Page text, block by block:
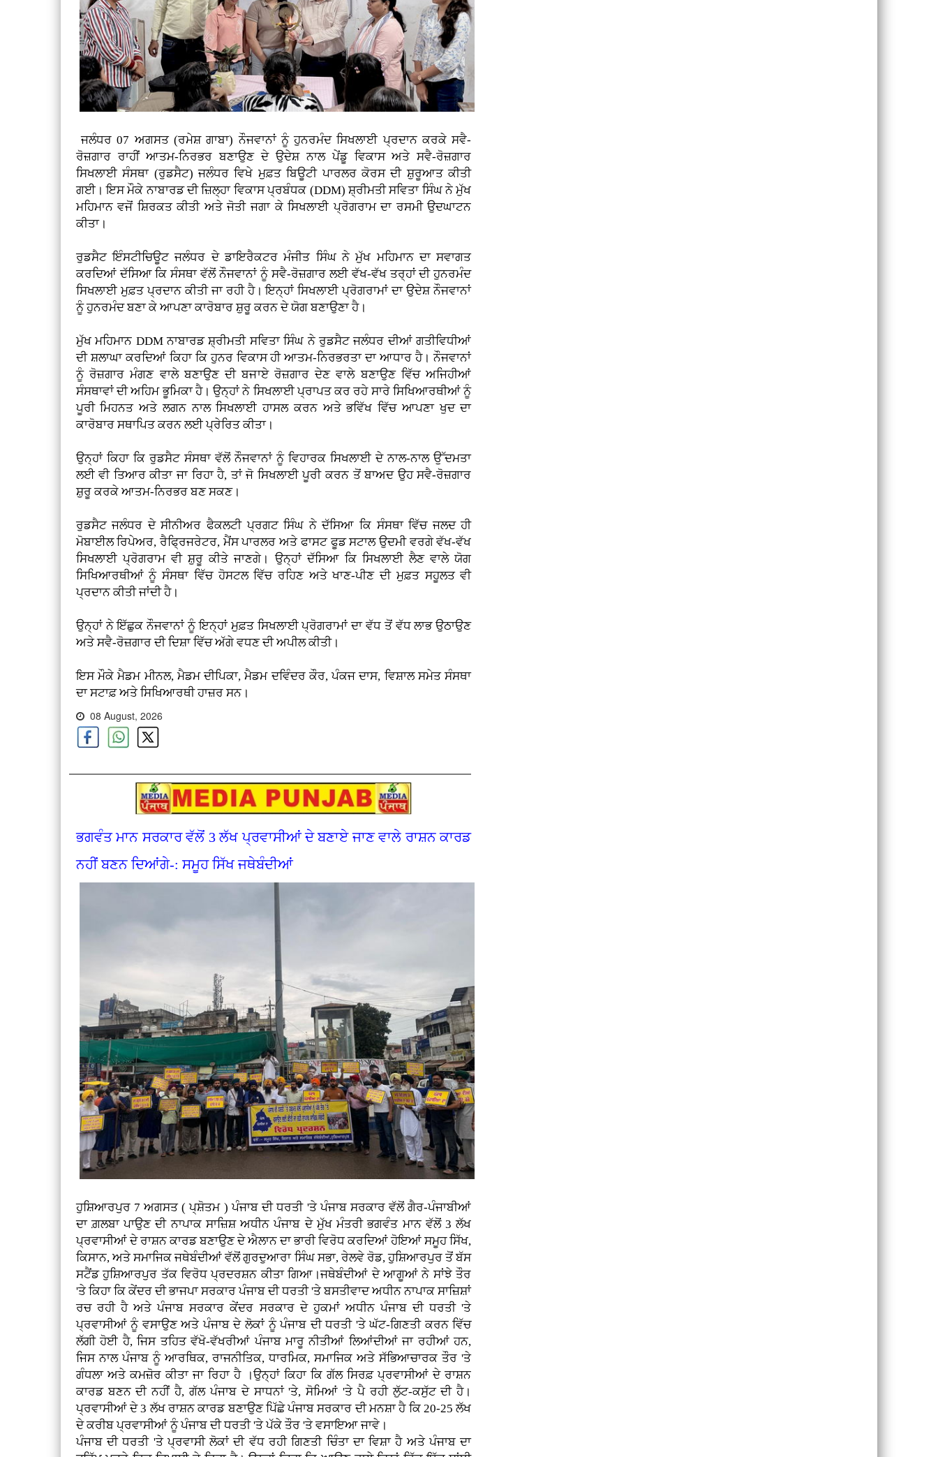
ਜਲੰਧਰ 07 ਅਗਸਤ (ਰਮੇਸ਼ ਗਾਬਾ)ਨੌਜਵਾਨਾਂ ਨੂੰ ਹੁਨਰਮੰਦ ਸਿਖਲਾਈ ਪ੍ਰਦਾਨ ਕਰਕੇ ਸਵੈ-
ਰੋਜ਼ਗਾਰ ਰਾਹੀਂ ਆਤਮ-ਨਿਰਭਰ ਬਣਾਉਣ ਦੇ ਉਦੇਸ਼ ਨਾਲ ਪੇਂਡੂ ਵਿਕਾਸ ਅਤੇ ਸਵੈ-ਰੋਜ਼ਗਾਰ
ਸਿਖਲਾਈ ਸੰਸਥਾ (ਰੁਡਸੈਟ) ਜਲੰਧਰ ਵਿਖੇ ਮੁਫ਼ਤ ਬਿਊਟੀ ਪਾਰਲਰ ਕੋਰਸ ਦੀ ਸ਼ੁਰੂਆਤ ਕੀਤੀ
ਗਈ। ਇਸ ਮੌਕੇ ਨਾਬਾਰਡ ਦੀ ਜ਼ਿਲ੍ਹਾ ਵਿਕਾਸ ਪ੍ਰਬੰਧਕ (DDM) ਸ਼੍ਰੀਮਤੀ ਸਵਿਤਾ ਸਿੰਘ ਨੇ ਮੁੱਖ
ਮਹਿਮਾਨ ਵਜੋਂ ਸ਼ਿਰਕਤ ਕੀਤੀ ਅਤੇ ਜੋਤੀ ਜਗਾ ਕੇ ਸਿਖਲਾਈ ਪ੍ਰੋਗਰਾਮ ਦਾ ਰਸਮੀ ਉਦਘਾਟਨ
ਕੀਤਾ।
ਰੁਡਸੈਟ ਇੰਸਟੀਚਿਊਟ ਜਲੰਧਰ ਦੇ ਡਾਇਰੈਕਟਰ ਮੰਜੀਤ ਸਿੰਘ ਨੇ ਮੁੱਖ ਮਹਿਮਾਨ ਦਾ ਸਵਾਗਤ
ਕਰਦਿਆਂ ਦੱਸਿਆ ਕਿ ਸੰਸਥਾ ਵੱਲੋਂ ਨੌਜਵਾਨਾਂ ਨੂੰ ਸਵੈ-ਰੋਜ਼ਗਾਰ ਲਈ ਵੱਖ-ਵੱਖ ਤਰ੍ਹਾਂ ਦੀ ਹੁਨਰਮੰਦ
ਸਿਖਲਾਈ ਮੁਫ਼ਤ ਪ੍ਰਦਾਨ ਕੀਤੀ ਜਾ ਰਹੀ ਹੈ। ਇਨ੍ਹਾਂ ਸਿਖਲਾਈ ਪ੍ਰੋਗਰਾਮਾਂ ਦਾ ਉਦੇਸ਼ ਨੌਜਵਾਨਾਂ
ਨੂੰ ਹੁਨਰਮੰਦ ਬਣਾ ਕੇ ਆਪਣਾ ਕਾਰੋਬਾਰ ਸ਼ੁਰੂ ਕਰਨ ਦੇ ਯੋਗ ਬਣਾਉਣਾ ਹੈ।
ਮੁੱਖ ਮਹਿਮਾਨ DDM ਨਾਬਾਰਡ ਸ਼੍ਰੀਮਤੀ ਸਵਿਤਾ ਸਿੰਘ ਨੇ ਰੁਡਸੈਟ ਜਲੰਧਰ ਦੀਆਂ ਗਤੀਵਿਧੀਆਂ
ਦੀ ਸ਼ਲਾਘਾ ਕਰਦਿਆਂ ਕਿਹਾ ਕਿ ਹੁਨਰ ਵਿਕਾਸ ਹੀ ਆਤਮ-ਨਿਰਭਰਤਾ ਦਾ ਆਧਾਰ ਹੈ। ਨੌਜਵਾਨਾਂ
ਨੂੰ ਰੋਜ਼ਗਾਰ ਮੰਗਣ ਵਾਲੇ ਬਣਾਉਣ ਦੀ ਬਜਾਏ ਰੋਜ਼ਗਾਰ ਦੇਣ ਵਾਲੇ ਬਣਾਉਣ ਵਿੱਚ ਅਜਿਹੀਆਂ
ਸੰਸਥਾਵਾਂ ਦੀ ਅਹਿਮ ਭੂਮਿਕਾ ਹੈ। ਉਨ੍ਹਾਂ ਨੇ ਸਿਖਲਾਈ ਪ੍ਰਾਪਤ ਕਰ ਰਹੇ ਸਾਰੇ ਸਿਖਿਆਰਥੀਆਂ ਨੂੰ
ਪੂਰੀ ਮਿਹਨਤ ਅਤੇ ਲਗਨ ਨਾਲ ਸਿਖਲਾਈ ਹਾਸਲ ਕਰਨ ਅਤੇ ਭਵਿੱਖ ਵਿੱਚ ਆਪਣਾ ਖੁਦ ਦਾ
ਕਾਰੋਬਾਰ ਸਥਾਪਿਤ ਕਰਨ ਲਈ ਪ੍ਰੇਰਿਤ ਕੀਤਾ।
ਉਨ੍ਹਾਂ ਕਿਹਾ ਕਿ ਰੁਡਸੈਟ ਸੰਸਥਾ ਵੱਲੋਂ ਨੌਜਵਾਨਾਂ ਨੂੰ ਵਿਹਾਰਕ ਸਿਖਲਾਈ ਦੇ ਨਾਲ-ਨਾਲ ਉੱਦਮਤਾ
ਲਈ ਵੀ ਤਿਆਰ ਕੀਤਾ ਜਾ ਰਿਹਾ ਹੈ, ਤਾਂ ਜੋ ਸਿਖਲਾਈ ਪੂਰੀ ਕਰਨ ਤੋਂ ਬਾਅਦ ਉਹ ਸਵੈ-ਰੋਜ਼ਗਾਰ
ਸ਼ੁਰੂ ਕਰਕੇ ਆਤਮ-ਨਿਰਭਰ ਬਣ ਸਕਣ।
ਰੁਡਸੈਟ ਜਲੰਧਰ ਦੇ ਸੀਨੀਅਰ ਫੈਕਲਟੀ ਪ੍ਰਗਟ ਸਿੰਘ ਨੇ ਦੱਸਿਆ ਕਿ ਸੰਸਥਾ ਵਿੱਚ ਜਲਦ ਹੀ
ਮੋਬਾਈਲ ਰਿਪੇਅਰ, ਰੈਫ੍ਰਿਜਰੇਟਰ, ਮੈਂਸ ਪਾਰਲਰ ਅਤੇ ਫਾਸਟ ਫੂਡ ਸਟਾਲ ਉਦਮੀ ਵਰਗੇ ਵੱਖ-ਵੱਖ
ਸਿਖਲਾਈ ਪ੍ਰੋਗਰਾਮ ਵੀ ਸ਼ੁਰੂ ਕੀਤੇ ਜਾਣਗੇ। ਉਨ੍ਹਾਂ ਦੱਸਿਆ ਕਿ ਸਿਖਲਾਈ ਲੈਣ ਵਾਲੇ ਯੋਗ
ਸਿਖਿਆਰਥੀਆਂ ਨੂੰ ਸੰਸਥਾ ਵਿੱਚ ਹੋਸਟਲ ਵਿੱਚ ਰਹਿਣ ਅਤੇ ਖਾਣ-ਪੀਣ ਦੀ ਮੁਫ਼ਤ ਸਹੂਲਤ ਵੀ
ਪ੍ਰਦਾਨ ਕੀਤੀ ਜਾਂਦੀ ਹੈ।
ਉਨ੍ਹਾਂ ਨੇ ਇੱਛੁਕ ਨੌਜਵਾਨਾਂ ਨੂੰ ਇਨ੍ਹਾਂ ਮੁਫ਼ਤ ਸਿਖਲਾਈ ਪ੍ਰੋਗਰਾਮਾਂ ਦਾ ਵੱਧ ਤੋਂ ਵੱਧ ਲਾਭ ਉਠਾਉਣ
ਅਤੇ ਸਵੈ-ਰੋਜ਼ਗਾਰ ਦੀ ਦਿਸ਼ਾ ਵਿੱਚ ਅੱਗੇ ਵਧਣ ਦੀ ਅਪੀਲ ਕੀਤੀ।
ਇਸ ਮੌਕੇ ਮੈਡਮ ਮੀਨਲ, ਮੈਡਮ ਦੀਪਿਕਾ, ਮੈਡਮ ਦਵਿੰਦਰ ਕੌਰ, ਪੰਕਜ ਦਾਸ, ਵਿਸ਼ਾਲ ਸਮੇਤ ਸੰਸਥਾ
ਦਾ ਸਟਾਫ਼ ਅਤੇ ਸਿਖਿਆਰਥੀ ਹਾਜ਼ਰ ਸਨ।
08 August, 2026
ਭਗਵੰਤ ਮਾਨ ਸਰਕਾਰ ਵੱਲੋਂ 3 ਲੱਖ ਪ੍ਰਵਾਸੀਆਂ ਦੇ ਬਣਾਏ ਜਾਣ ਵਾਲੇ ਰਾਸ਼ਨ ਕਾਰਡ
ਨਹੀਂ ਬਣਨ ਦਿਆਂਗੇ-: ਸਮੂਹ ਸਿੱਖ ਜਥੇਬੰਦੀਆਂ
ਹੁਸ਼ਿਆਰਪੁਰ 7 ਅਗਸਤ ( ਪ੍ਸ਼ੋਤਮ ) ਪੰਜਾਬ ਦੀ ਧਰਤੀ 'ਤੇ ਪੰਜਾਬ ਸਰਕਾਰ ਵੱਲੋਂ ਗੈਰ-ਪੰਜਾਬੀਆਂ
ਦਾ ਗ਼ਲਬਾ ਪਾਉਣ ਦੀ ਨਾਪਾਕ ਸਾਜ਼ਿਸ਼ ਅਧੀਨ ਪੰਜਾਬ ਦੇ ਮੁੱਖ ਮੰਤਰੀ ਭਗਵੰਤ ਮਾਨ ਵੱਲੋਂ 3 ਲੱਖ
ਪ੍ਰਵਾਸੀਆਂ ਦੇ ਰਾਸ਼ਨ ਕਾਰਡ ਬਣਾਉਣ ਦੇ ਐਲਾਨ ਦਾ ਭਾਰੀ ਵਿਰੋਧ ਕਰਦਿਆਂ ਹੋਇਆਂ ਸਮੂਹ ਸਿੱਖ,
ਕਿਸਾਨ, ਅਤੇ ਸਮਾਜਿਕ ਜਥੇਬੰਦੀਆਂ ਵੱਲੋਂ ਗੁਰਦੁਆਰਾ ਸਿੰਘ ਸਭਾ, ਰੇਲਵੇ ਰੋਡ, ਹੁਸ਼ਿਆਰਪੁਰ ਤੋਂ ਬੱਸ
ਸਟੈਂਡ ਹੁਸ਼ਿਆਰਪੁਰ ਤੱਕ ਵਿਰੋਧ ਪ੍ਰਦਰਸ਼ਨ ਕੀਤਾ ਗਿਆ।ਜਥੇਬੰਦੀਆਂ ਦੇ ਆਗੂਆਂ ਨੇ ਸਾਂਝੇ ਤੌਰ
'ਤੇ ਕਿਹਾ ਕਿ ਕੇਂਦਰ ਦੀ ਭਾਜਪਾ ਸਰਕਾਰ ਪੰਜਾਬ ਦੀ ਧਰਤੀ 'ਤੇ ਬਸਤੀਵਾਦ ਅਧੀਨ ਨਾਪਾਕ ਸਾਜ਼ਿਸ਼ਾਂ
ਰਚ ਰਹੀ ਹੈ ਅਤੇ ਪੰਜਾਬ ਸਰਕਾਰ ਕੇਂਦਰ ਸਰਕਾਰ ਦੇ ਹੁਕਮਾਂ ਅਧੀਨ ਪੰਜਾਬ ਦੀ ਧਰਤੀ 'ਤੇ
ਪ੍ਰਵਾਸੀਆਂ ਨੂੰ ਵਸਾਉਣ ਅਤੇ ਪੰਜਾਬ ਦੇ ਲੋਕਾਂ ਨੂੰ ਪੰਜਾਬ ਦੀ ਧਰਤੀ 'ਤੇ ਘੱਟ-ਗਿਣਤੀ ਕਰਨ ਵਿੱਚ
ਲੱਗੀ ਹੋਈ ਹੈ, ਜਿਸ ਤਹਿਤ ਵੱਖੋ-ਵੱਖਰੀਆਂ ਪੰਜਾਬ ਮਾਰੂ ਨੀਤੀਆਂ ਲਿਆਂਦੀਆਂ ਜਾ ਰਹੀਆਂ ਹਨ,
ਜਿਸ ਨਾਲ ਪੰਜਾਬ ਨੂੰ ਆਰਥਿਕ, ਰਾਜਨੀਤਿਕ, ਧਾਰਮਿਕ, ਸਮਾਜਿਕ ਅਤੇ ਸੱਭਿਆਚਾਰਕ ਤੌਰ 'ਤੇ
ਗੰਧਲਾ ਅਤੇ ਕਮਜ਼ੋਰ ਕੀਤਾ ਜਾ ਰਿਹਾ ਹੈ ।ਉਨ੍ਹਾਂ ਕਿਹਾ ਕਿ ਗੱਲ ਸਿਰਫ਼ ਪ੍ਰਵਾਸੀਆਂ ਦੇ ਰਾਸ਼ਨ
ਕਾਰਡ ਬਣਨ ਦੀ ਨਹੀਂ ਹੈ, ਗੱਲ ਪੰਜਾਬ ਦੇ ਸਾਧਨਾਂ 'ਤੇ, ਸੋਮਿਆਂ 'ਤੇ ਪੈ ਰਹੀ ਲੁੱਟ-ਕਸੁੱਟ ਦੀ ਹੈ।
ਪ੍ਰਵਾਸੀਆਂ ਦੇ 3 ਲੱਖ ਰਾਸ਼ਨ ਕਾਰਡ ਬਣਾਉਣ ਪਿੱਛੇ ਪੰਜਾਬ ਸਰਕਾਰ ਦੀ ਮਨਸ਼ਾ ਹੈ ਕਿ 20-25 ਲੱਖ
ਦੇ ਕਰੀਬ ਪ੍ਰਵਾਸੀਆਂ ਨੂੰ ਪੰਜਾਬ ਦੀ ਧਰਤੀ 'ਤੇ ਪੱਕੇ ਤੌਰ 'ਤੇ ਵਸਾਇਆ ਜਾਵੇ।
ਪੰਜਾਬ ਦੀ ਧਰਤੀ 'ਤੇ ਪ੍ਰਵਾਸੀ ਲੋਕਾਂ ਦੀ ਵੱਧ ਰਹੀ ਗਿਣਤੀ ਚਿੰਤਾ ਦਾ ਵਿਸ਼ਾ ਹੈ ਅਤੇ ਪੰਜਾਬ ਦਾ